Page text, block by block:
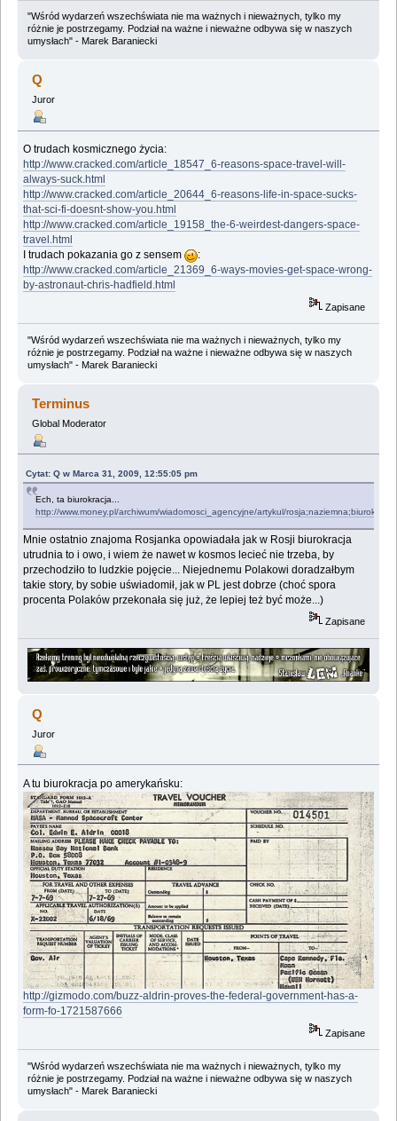
"Wśród wydarzeń wszechświata nie ma ważnych i nieważnych, tylko my
różnie je postrzegamy. Podział na ważne i nieważne odbywa się w naszych
umysłach" - Marek Baraniecki
Q
Juror
O trudach kosmicznego życia:
http://www.cracked.com/article_18547_6-reasons-space-travel-will-
always-suck.html
http://www.cracked.com/article_20644_6-reasons-life-in-space-sucks-
that-sci-fi-doesnt-show-you.html
http://www.cracked.com/article_19158_the-6-weirdest-dangers-space-
travel.html
I trudach pokazania go z sensem
:
http://www.cracked.com/article_21369_6-ways-movies-get-space-wrong-
by-astronaut-chris-hadfield.html
Zapisane
"Wśród wydarzeń wszechświata nie ma ważnych i nieważnych, tylko my
różnie je postrzegamy. Podział na ważne i nieważne odbywa się w naszych
umysłach" - Marek Baraniecki
Terminus
Global Moderator
Cytat: Q w Marca 31, 2009, 12:55:05 pm
Ech, ta biurokracja...
http://www.money.pl/archiwum/wiadomosci_agencyjne/artykul/
Mnie ostatnio znajoma Rosjanka opowiadała jak w Rosji biurokracja
utrudnia to i owo, i wiem że nawet w kosmos lecieć nie trzeba, by
przechodziło to ludzkie pojęcie... Niejednemu Polakowi doradzałbym
takie story, by sobie uświadomił, jak w PL jest dobrze (choć spora
procenta Polaków przekonała się już, że lepiej też być może...)
Zapisane
Q
Juror
A tu biurokracja po amerykańsku:
http://gizmodo.com/buzz-aldrin-proves-the-federal-government-has-a-
form-fo-1721587666
Zapisane
"Wśród wydarzeń wszechświata nie ma ważnych i nieważnych, tylko my
różnie je postrzegamy. Podział na ważne i nieważne odbywa się w naszych
umysłach" - Marek Baraniecki